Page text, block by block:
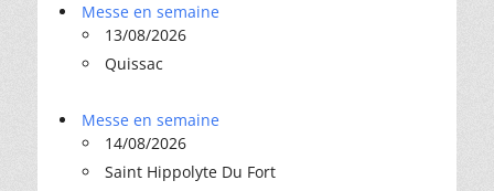
Messe en semaine
13/08/2026
Quissac
Messe en semaine
14/08/2026
Saint Hippolyte Du Fort